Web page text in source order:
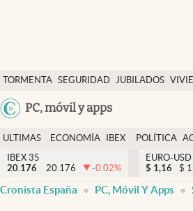
TORMENTA SEGURIDAD JUBILADOS
PC, móvil y apps
Economía y finanzas
Política
Actualidad
Criptomonedas
España
ULTIMAS
NOTICIAS
ECONOMÍA
FINANZAS
IBEX
EURO
POLÍTICA
IBEX 35
20.176
20.176 -0.02%
EURO-USD
$ 1,16 $
Cronista España PC, Móvil Y Apps